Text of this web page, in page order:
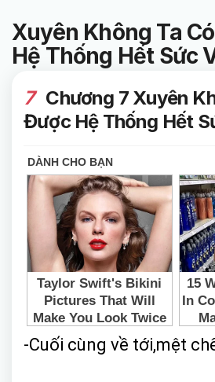
Xuyên Không Ta
Hệ Thống Hết Sức
7 Chương 7 Xuyên
Được Hệ Thống Hết
-Cuối cùng về tới,mệt